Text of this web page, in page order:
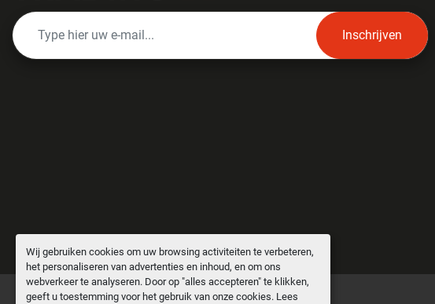
Wij gebruiken cookies om uw browsing activiteiten te verbeteren,
het personaliseren van advertenties en inhoud, en om ons
webverkeer te analyseren. Door op "alles accepteren" te klikken,
geeft u toestemming voor het gebruik van onze cookies. Lees
Inschrijven